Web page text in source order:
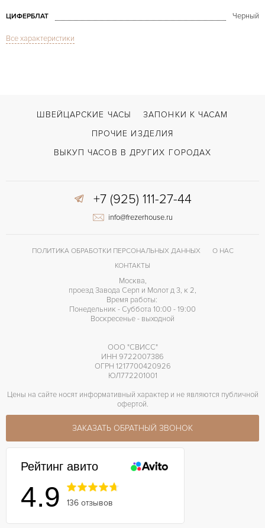
ЦИФЕРБЛАТ Черный
СТЕКЛО
ВОЗМОЖНОСТИ ДОСТАВКИ
ЦВЕТ БРАСЛЕТА
Все характеристики
ШВЕЙЦАРСКИЕ ЧАСЫ
ЗАПОНКИ К ЧАСАМ
ПРОЧИЕ ИЗДЕЛИЯ
ВЫКУП ЧАСОВ В ДРУГИХ ГОРОДАХ
+7 (925) 111-27-44
info@frezerhouse.ru
ПОЛИТИКА ОБРАБОТКИ ПЕРСОНАЛЬНЫХ ДАННЫХ
О НАС
КОНТАКТЫ
Москва,
проезд Завода Серп и Молот д 3, к 2,
Время работы:
Понедельник - Суббота 10:00 - 19:00
Воскресенье - выходной
ООО "СВИСС"
ИНН 9722007386
ОГРН 1217700420926
ЮЛ772201001
Цены на сайте носят информативный характер и не являются публичной
офертой.
ЗАКАЗАТЬ ОБРАТНЫЙ ЗВОНОК
Рейтинг авито
4.9 136 отзывов